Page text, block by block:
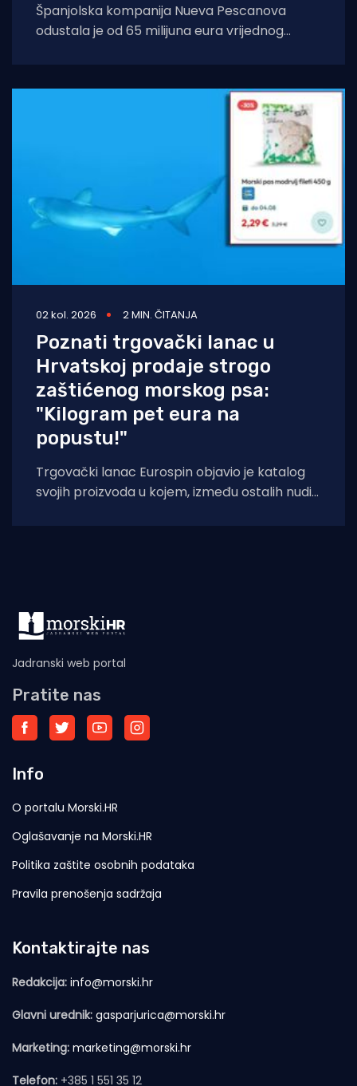
Španjolska kompanija Nueva Pescanova
odustala je od 65 milijuna eura vrijednog
02 kol. 2026 2 MIN. ČITANJA
Poznati trgovački lanac u
Hrvatskoj prodaje strogo
zaštićenog morskog psa:
"Kilogram pet eura na
popustu!"
Trgovački lanac Eurospin objavio je katalog
svojih proizvoda u kojem, između ostalih nudi
Jadranski web portal
Pratite nas
Info
O portalu Morski.HR
Oglašavanje na Morski.HR
Politika zaštite osobnih podataka
Pravila prenošenja sadržaja
Kontaktirajte nas
Redakcija: info@morski.hr
Glavni urednik: gasparjurica@morski.hr
Marketing: marketing@morski.hr
Telefon: +385 1 551 35 12